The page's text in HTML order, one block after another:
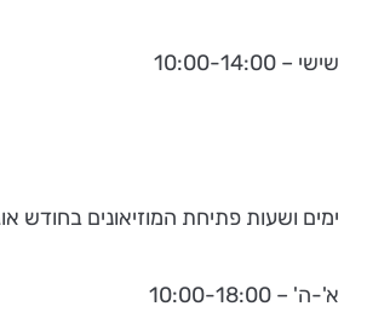
שישי – 10:00-14:00
ימים ושעות פתיחת המוזיאונים בחודש
א'-ה' – 10:00-18:00